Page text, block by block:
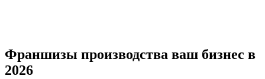
Франшизы производства ваш бизнес в
2026